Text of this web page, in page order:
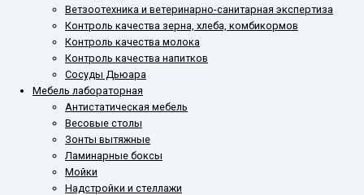
Ветзоотехника и ветеринарно-санитарная экспертиза
Контроль качества зерна, хлеба, комбикормов
Контроль качества молока
Контроль качества напитков
Сосуды Дьюара
Мебель лабораторная
Антистатическая мебель
Весовые столы
Зонты вытяжные
Ламинарные боксы
Мойки
Надстройки и стеллажи